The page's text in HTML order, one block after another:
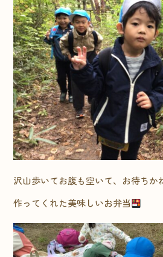
沢山歩いてお腹も空いて、お待ちか
作ってくれた美味しいお弁当